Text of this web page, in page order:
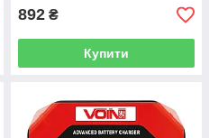
892 ₴
Купити